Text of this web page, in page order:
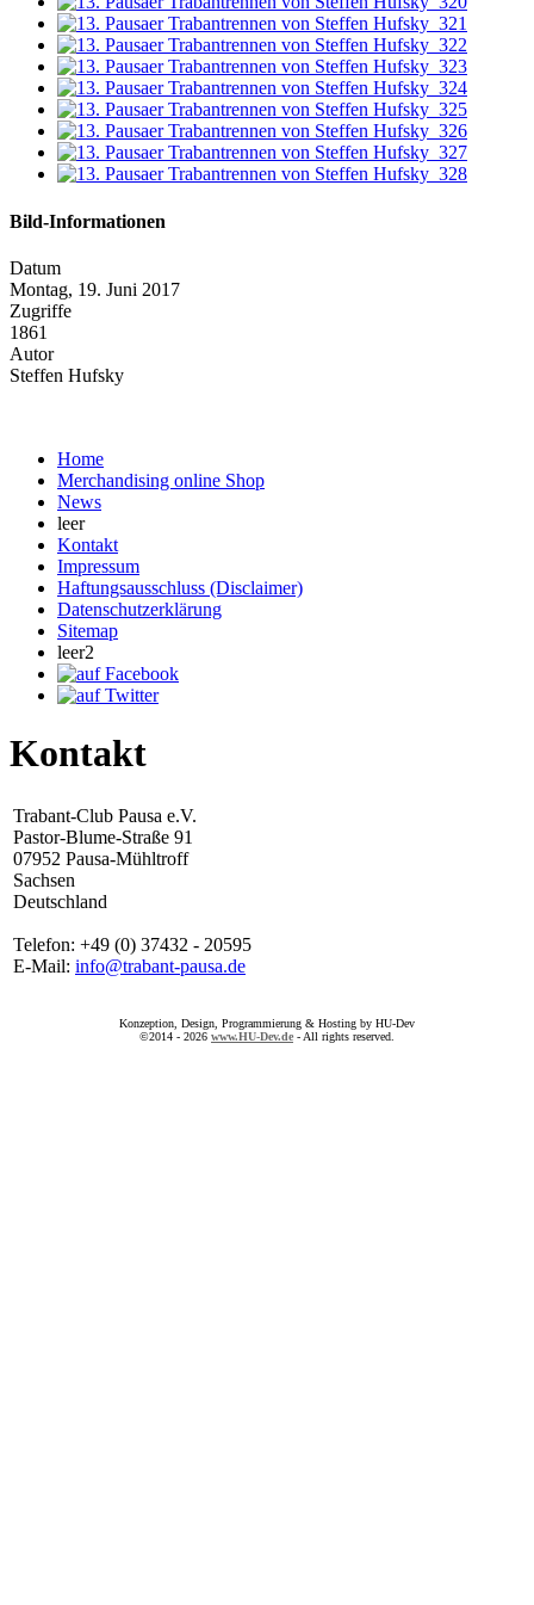
Bild-Informationen
Datum
Montag, 19. Juni 2017
Zugriffe
1861
Autor
Steffen Hufsky
Home
Merchandising online Shop
News
leer
Kontakt
Impressum
Haftungsausschluss (Disclaimer)
Datenschutzerklärung
Sitemap
leer2
Kontakt
Trabant-Club Pausa e.V.
Pastor-Blume-Straße 91
07952 Pausa-Mühltroff
Sachsen
Deutschland
Telefon: +49 (0) 37432 - 20595
E-Mail: info@trabant-pausa.de
Konzeption, Design, Programmierung & Hosting by HU-Dev
©2014 - 2026 www.HU-Dev.de - All rights reserved.